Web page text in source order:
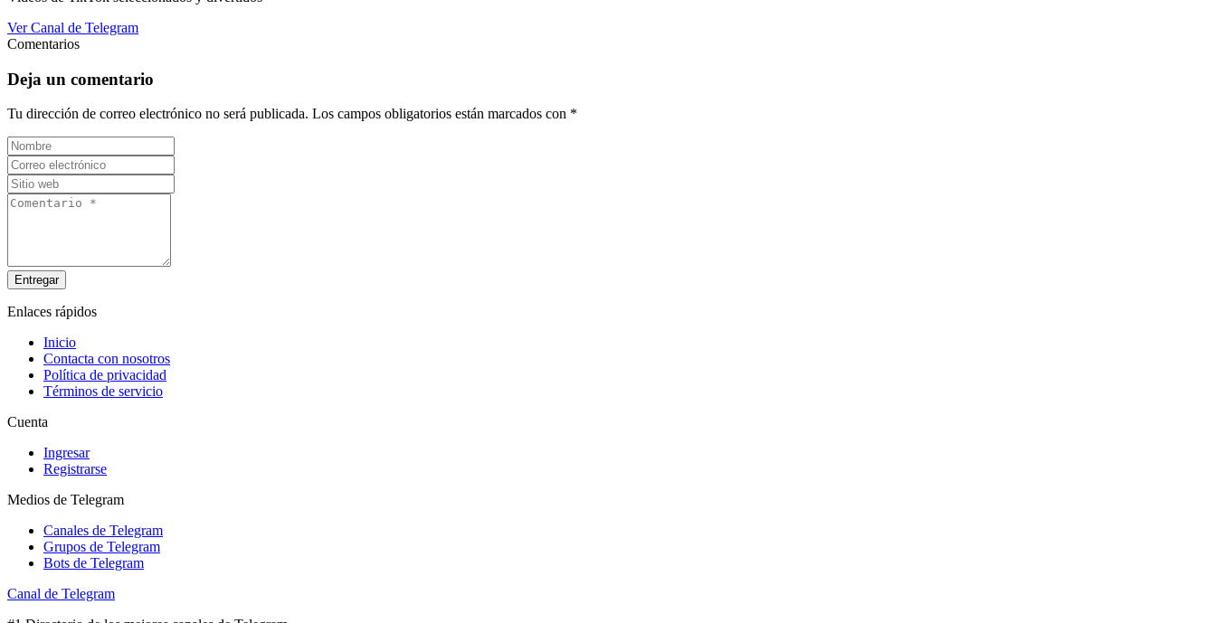
Ver Canal de Telegram
Comentarios
Deja un comentario
Tu dirección de correo electrónico no será publicada. Los campos obligatorios están marcados con *
Entregar
Enlaces rápidos
Inicio
Contacta con nosotros
Política de privacidad
Términos de servicio
Cuenta
Ingresar
Registrarse
Medios de Telegram
Canales de Telegram
Grupos de Telegram
Bots de Telegram
Canal de Telegram